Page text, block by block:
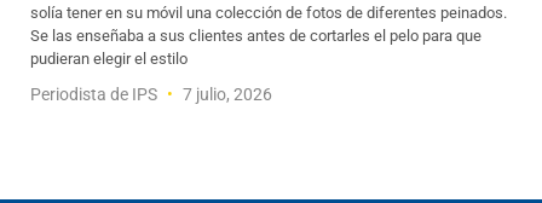
solía tener en su móvil una colección de fotos de diferentes peinados.
Se las enseñaba a sus clientes antes de cortarles el pelo para que
pudieran elegir el estilo
Periodista de IPS 7 julio, 2026